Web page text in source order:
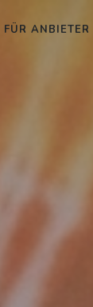
FÜR ANBIETER